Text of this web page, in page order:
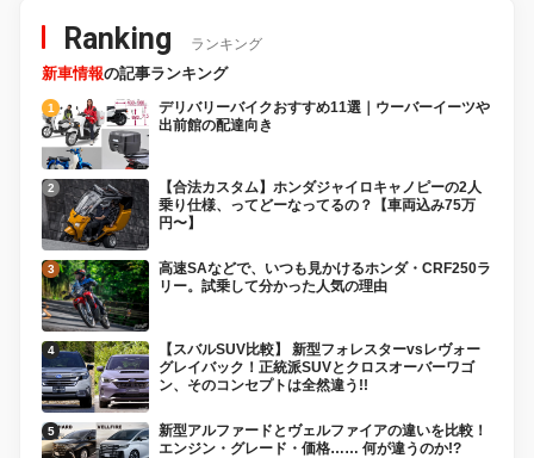
Ranking ランキング
新車情報の記事ランキング
デリバリーバイクおすすめ11選｜ウーバーイーツや
出前館の配達向き
【合法カスタム】ホンダジャイロキャノピーの2人
乗り仕様、ってどーなってるの？【車両込み75万
円〜】
高速SAなどで、いつも見かけるホンダ・CRF250ラ
リー。試乗して分かった人気の理由
【スバルSUV比較】 新型フォレスターvsレヴォー
グレイバック！正統派SUVとクロスオーバーワゴ
ン、そのコンセプトは全然違う!!
新型アルファードとヴェルファイアの違いを比較！
エンジン・グレード・価格…… 何が違うのか!?